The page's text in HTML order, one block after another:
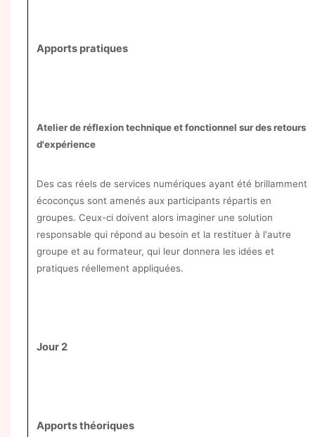
Apports pratiques
Atelier de réflexion technique et fonctionnel sur des retours
d'expérience
Des cas réels de services numériques ayant été brillamment
écoconçus sont amenés aux participants répartis en
groupes. Ceux-ci doivent alors imaginer une solution
responsable qui répond au besoin et la restituer à l'autre
groupe et au formateur, qui leur donnera les idées et
pratiques réellement appliquées.
Jour 2
Apports théoriques